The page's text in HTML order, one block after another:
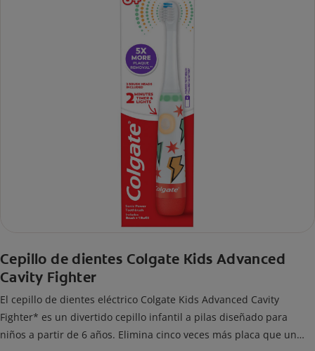
Cepillo de dientes Colgate Kids Advanced
Cavity Fighter
El cepillo de dientes eléctrico Colgate Kids Advanced Cavity
Fighter* es un divertido cepillo infantil a pilas diseñado para
niños a partir de 6 años. Elimina cinco veces más placa que un